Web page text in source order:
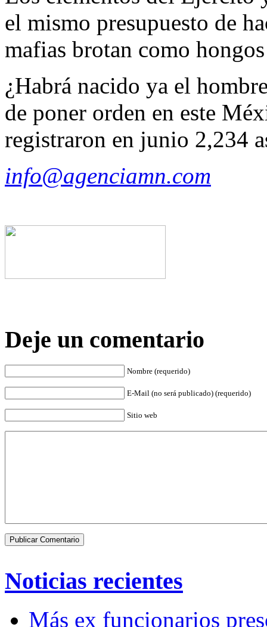
el mismo presupuesto de
mafias brotan como
¿Habrá nacido ya el
de poner orden en este
registraron en junio 2,234
info@agenciamn.com
Deje un comentario
Nombre (requerido)
E-Mail (no será publicado) (requerido)
Sitio web
Noticias recientes
Más ex funcionarios